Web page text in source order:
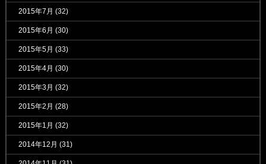
2015年7月 (32)
2015年6月 (30)
2015年5月 (33)
2015年4月 (30)
2015年3月 (32)
2015年2月 (28)
2015年1月 (32)
2014年12月 (31)